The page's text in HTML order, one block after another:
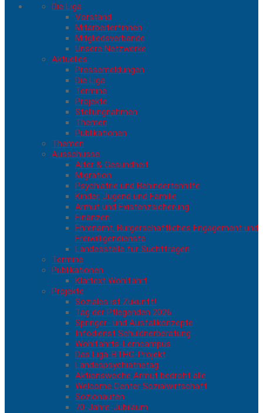
Die Liga
Vorstand
Mitarbeiter*innen
Mitgliedsverbände
Unsere Netzwerke
Aktuelles
Pressemeldungen
Die Liga
Termine
Projekte
Stellungnahmen
Themen
Publikationen
Themen
Ausschüsse
Alter & Gesundheit
Migration
Psychiatrie und Behindertenhilfe
Kinder, Jugend und Familie
Armut und Existenzsicherung
Finanzen
Ehrenamt, Bürgerschaftliches Engagement und
Freiwilligendienste
Landesstelle für Suchtfragen
Termine
Publikationen
Klartext Wohlfahrt
Projekte
Soziales ist Zukunft!
Tag der Pflegenden 2026
Springer- und Ausfallkonzepte
Infodienst Schuldnerberatung
Wohlfahrts-Lerncampus
Das Liga-BTHG-Projekt
Landespsychiatrietag
Aktionswoche Armut bedroht alle
Welcome Center Sozialwirtschaft
Sozionauten
70-Jahre-Jubiläum